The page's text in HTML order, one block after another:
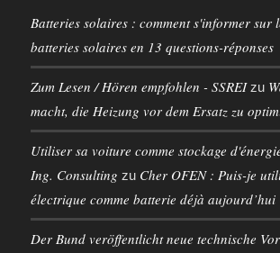
Batteries solaires : comment s'informer sur
batteries solaires en 13 questions-réponses
Zum Lesen / Hören empfohlen - SSREIzu
macht, die Heizung vor dem Ersatz zu
Utiliser sa voiture comme stockage
Ing. Consulting zu Cher OFEN : Puis-je
électrique comme batterie déjà aujourd’hui
Der Bund veröffentlicht neue technische